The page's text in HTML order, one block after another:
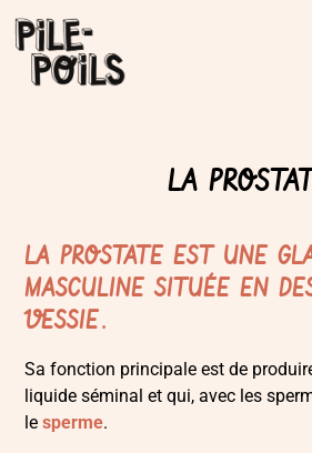
LA
LA PROSTATE EST UNE
MASCULINE SITUÉE EN
VESSIE.
Sa fonction principale est de
liquide séminal et qui, avec les
lesperme.